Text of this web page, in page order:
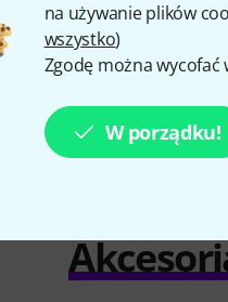
na używanie plików
wszystko)
Zgodę można
W porządku!